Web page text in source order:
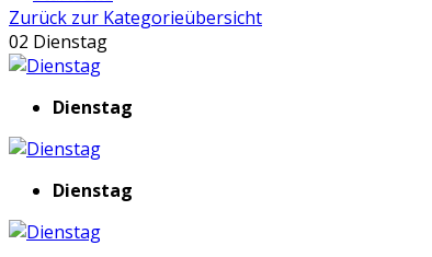
Zurück zur Kategorieübersicht
02 Dienstag
Dienstag
Dienstag